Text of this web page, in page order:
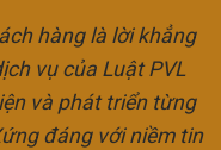
hàng là lời khẳng
vụ của Luật PVL
và phát triển từng
đáng với niềm tin